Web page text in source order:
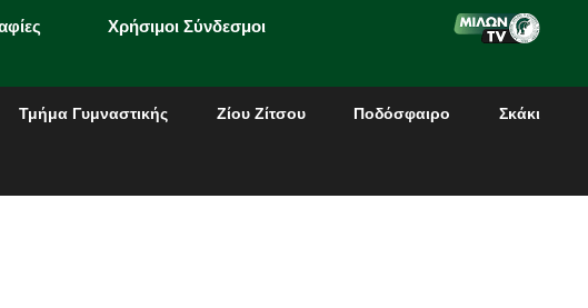
Χρήσιμοι Σύνδεσμοι
Τμήμα Γυμναστικής Ζίου Ζίτσου Ποδόσφαιρο Σκάκι